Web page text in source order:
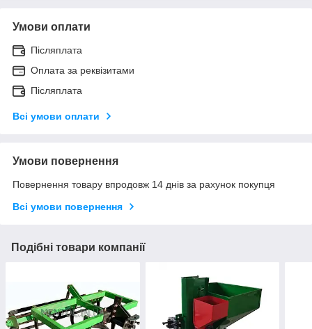
Умови оплати
Післяплата
Оплата за реквізитами
Післяплата
Всі умови оплати
Умови повернення
Повернення товару впродовж 14 днів за рахунок покупця
Всі умови повернення
Подібні товари компанії